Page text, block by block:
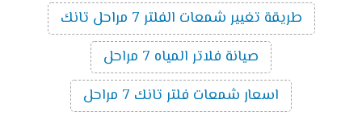
طريقة تغيير شمعات الفلتر 7 مراحل تانك
صيانة فلاتر المياه 7 مراحل
اسعار شمعات فلتر تانك 7 مراحل